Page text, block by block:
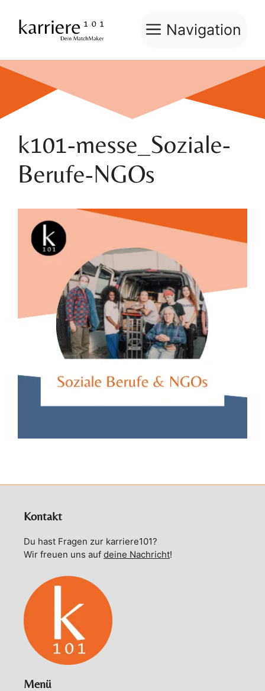
Inhalt
springen
Navigation
k101-messe_Soziale-
Berufe-NGOs
Kontakt
Du hast Fragen zur karriere101?
Wir freuen uns auf deine Nachricht!
Menü